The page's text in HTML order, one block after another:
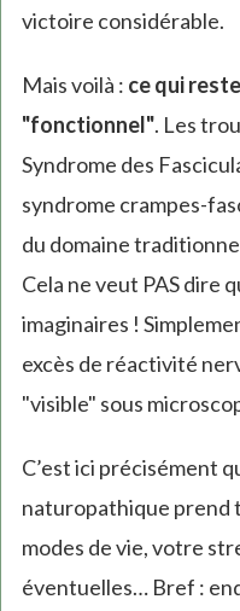
victoire considérable.
Mais voilà : ce qui
"fonctionnel". Les
Syndrome des
syndrome crampes-
du domaine
Cela ne veut PAS dire
imaginaires !
excès de réactivité
"visible" sous
C’est ici précisément
naturopathique prend
modes de vie, votre
éventuelles… Bref :